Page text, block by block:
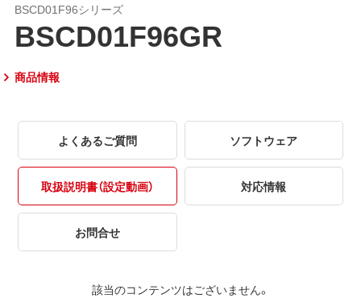
BSCD01F96シリーズ
BSCD01F96GR
商品情報
よくあるご質問 ソフトウェア
取扱説明書（設定動画） 対応情報
お問合せ
該当のコンテンツはございません。